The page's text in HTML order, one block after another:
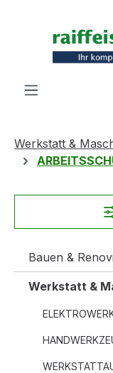
Werkstatt &
Bauen &
Werkstatt &